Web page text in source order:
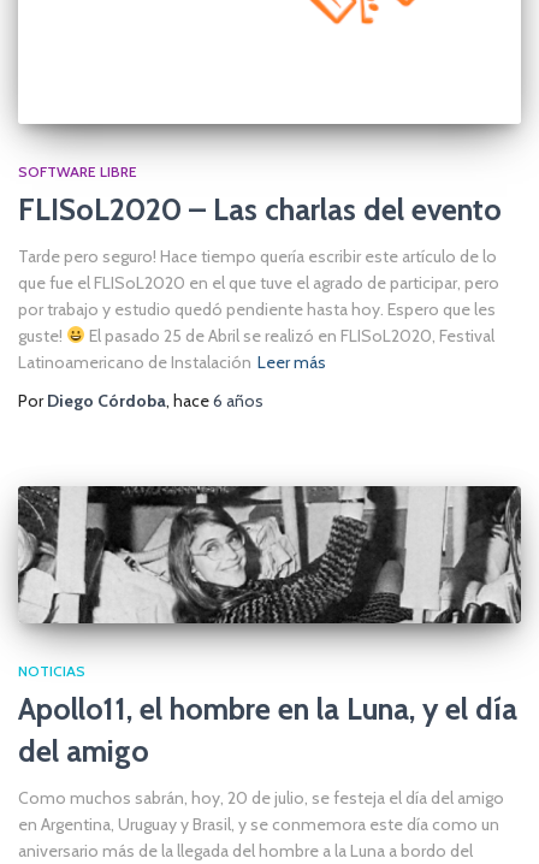
SOFTWARE LIBRE
FLISoL2020 – Las charlas del evento
Tarde pero seguro! Hace tiempo quería escribir este artículo de lo
que fue el FLISoL2020 en el que tuve el agrado de participar, pero
por trabajo y estudio quedó pendiente hasta hoy. Espero que les
guste!
El pasado 25 de Abril se realizó en FLISoL2020, Festival
Latinoamericano de Instalación Leer más
PorDiego Córdoba, hace6 años
NOTICIAS
Apollo11, el hombre en la Luna, y el día
del amigo
Como muchos sabrán, hoy, 20 de julio, se festeja el día del amigo
en Argentina, Uruguay y Brasil, y se conmemora este día como un
aniversario más de la llegada del hombre a la Luna a bordo del